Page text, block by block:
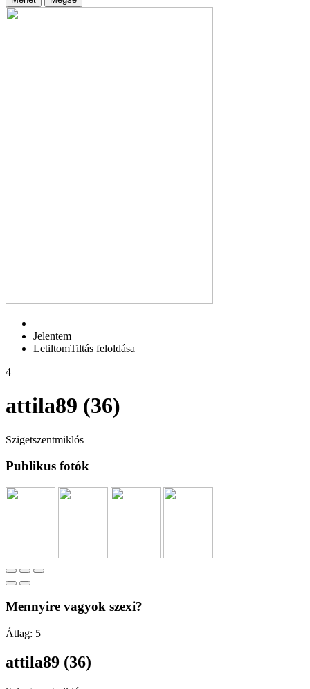
Jelentem
LetiltomTiltás feloldása
4
attila89 (36)
Szigetszentmiklós
Publikus fotók
Mennyire vagyok szexi?
Átlag: 5
attila89 (36)